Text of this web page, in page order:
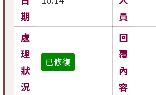
期
員
處
理
狀
況
已修復
回
覆
內
容